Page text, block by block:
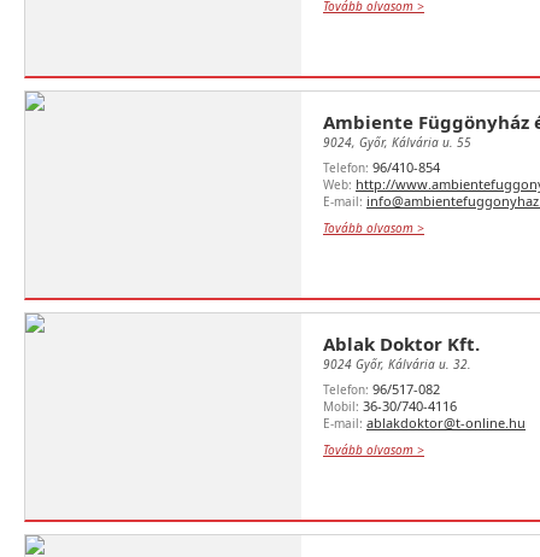
Tovább olvasom >
Ambiente Függönyház
9024, Győr, Kálvária u. 55
Telefon: 96/410-854
Web: http://
E-mail:
Tovább olvasom >
Ablak Doktor Kft.
9024 Győr, Kálvária u. 32.
Telefon: 96/517-082
Mobil: 36-30/740-4116
E-mail: ablakdoktor@t-online.hu
Tovább olvasom >